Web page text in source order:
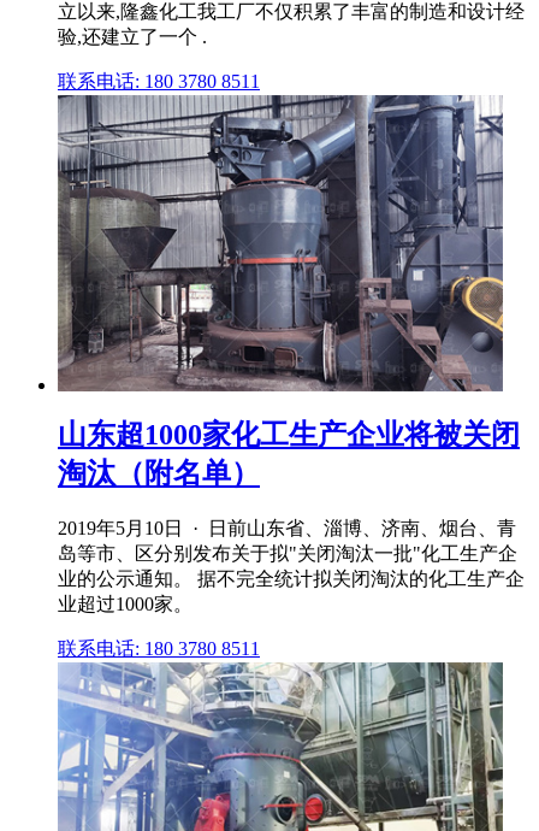
立以来,隆鑫化工我工厂不仅积累了丰富的制造和设计经
验,还建立了一个 .
联系电话: 180 3780 8511
山东超1000家化工生产企业将被关闭
淘汰（附名单）
2019年5月10日 · 日前山东省、淄博、济南、烟台、青
岛等市、区分别发布关于拟"关闭淘汰一批"化工生产企
业的公示通知。 据不完全统计拟关闭淘汰的化工生产企
业超过1000家。
联系电话: 180 3780 8511